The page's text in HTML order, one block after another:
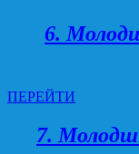
6.
ПЕРЕЙТИ
7.